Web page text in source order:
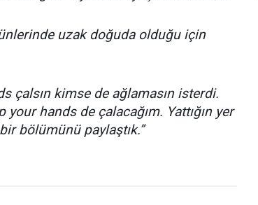
uzak doğuda olduğu için
çalsın kimse de ağlamasın isterdi.
hands de çalacağım. Yattığın yer
bölümünü paylaştık.”